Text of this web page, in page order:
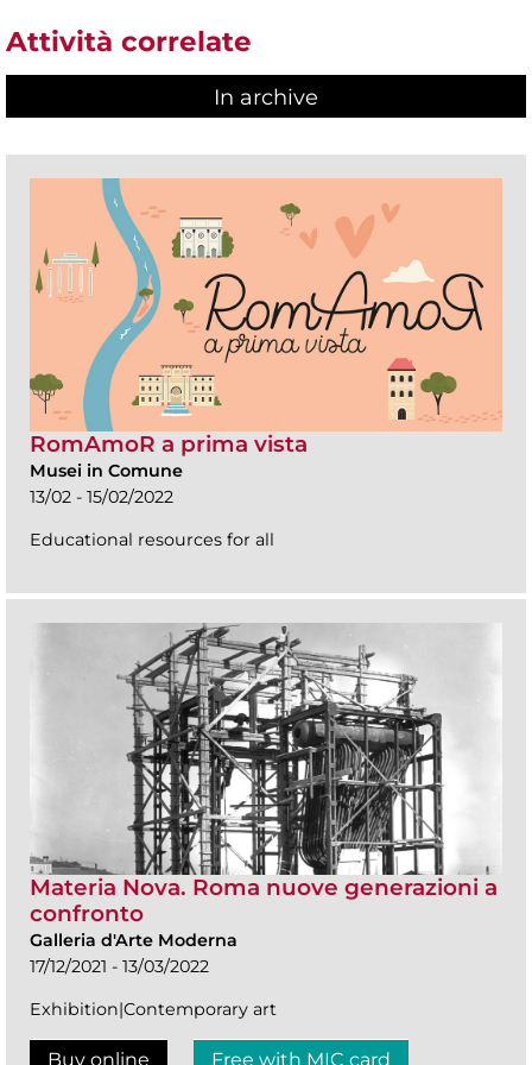
Attività correlate
In archive
RomAmoR a prima vista
Musei in Comune
13/02 - 15/02/2022
Educational resources for all
Materia Nova. Roma nuove generazioni a
confronto
Galleria d'Arte Moderna
17/12/2021 - 13/03/2022
Exhibition|Contemporary art
Buy online Free with MIC card